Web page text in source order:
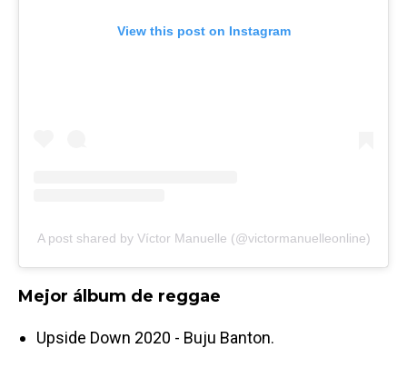
View this post on Instagram
A post shared by Víctor Manuelle (@victormanuelleonline)
Mejor álbum de reggae
Upside Down 2020 - Buju Banton.